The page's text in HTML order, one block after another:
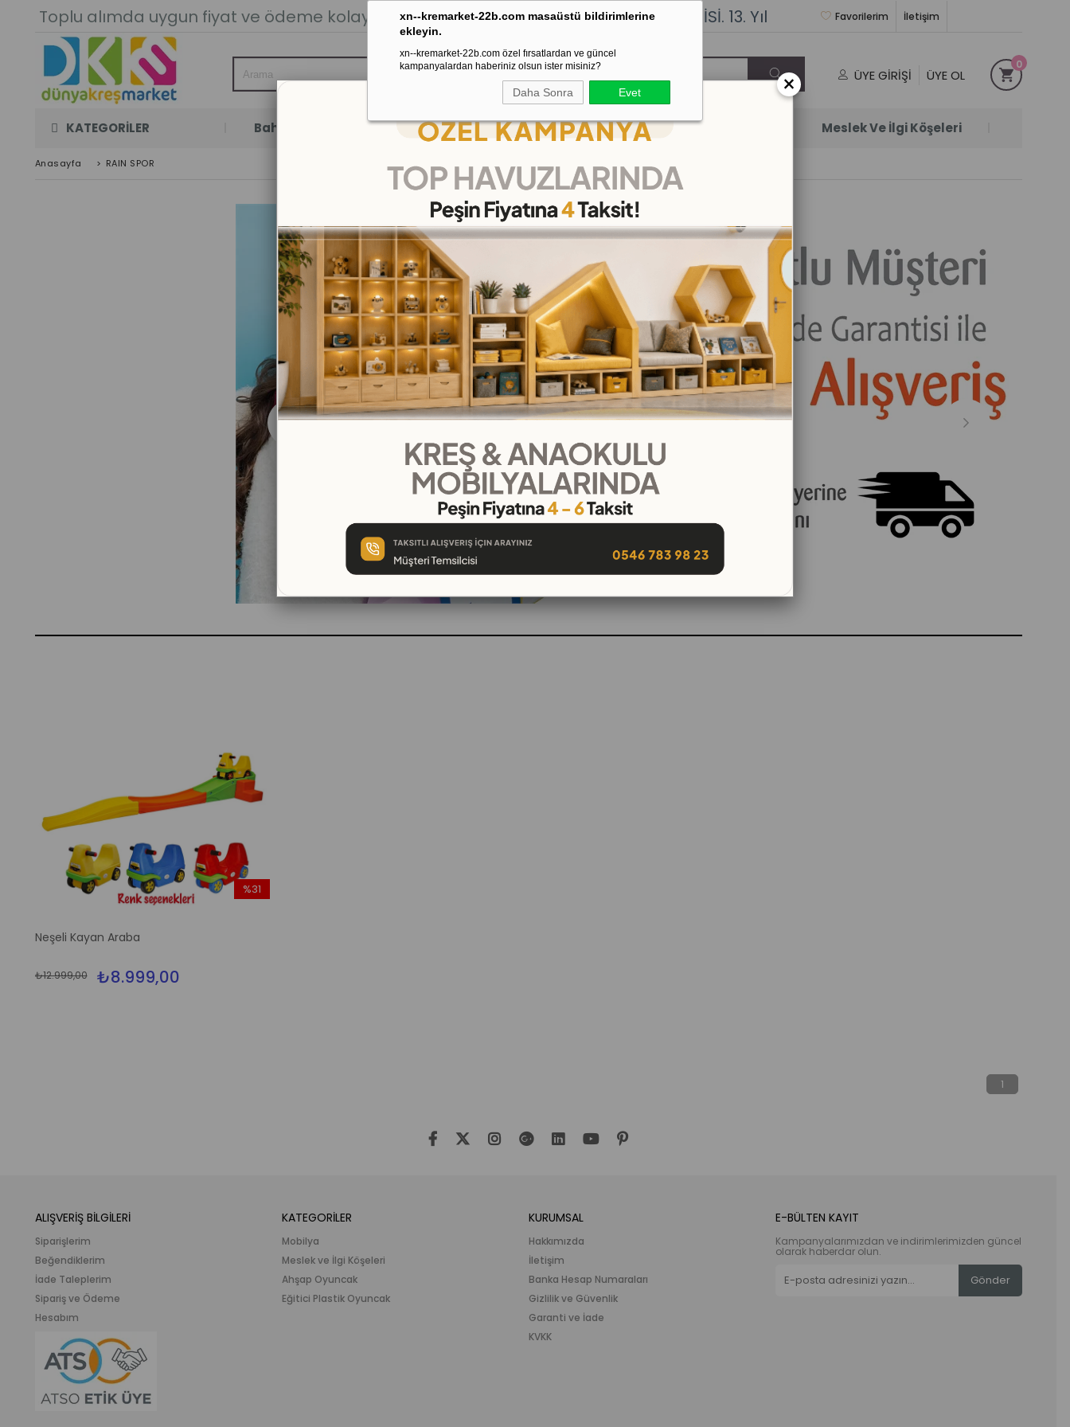
xn--kremarket-22b.com masaüstü bildirimlerine
ekleyin.
xn--kremarket-22b.com özel fırsatlardan ve güncel
kampanyalardan haberiniz olsun ister misiniz?
Daha Sonra Evet
Toplu alımda uygun fiyat ve ödeme kolaylığı. Stoktan Gönderim.% 100İADEGARANTİSİ. 13. Yıl İletişim
Favorilerim
ÜYE GIRIŞI ÜYE OL
0
KATEGORİLER Bahçe Oyun Odası Kaydırak Salıncak Tahterevalli Çok Satanlar Meslek Ve İlgi Köşeleri
Anasayfa > RAIN SPOR
Neşeli Kayan Araba
₺8.999,00
₺12.999,00
%31
1
ALIŞVERİŞ BİLGİLERİ
Siparişlerim
Beğendiklerim
İade Taleplerim
Sipariş ve Ödeme
Hesabım
KATEGORİLER
Mobilya
Meslek ve İlgi Köşeleri
Ahşap Oyuncak
Eğitici Plastik Oyuncak
KURUMSAL
Hakkımızda
İletişim
Banka Hesap Numaraları
Gizlilik ve Güvenlik
Garanti ve İade
KVKK
E-BÜLTEN KAYIT
Kampanyalarımızdan ve indirimlerimizden güncel
olarak haberdar olun.
Gönder
×